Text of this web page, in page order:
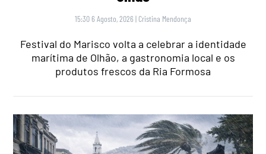
15:30 6 Agosto, 2026 | Cristina Mendonça
Festival do Marisco volta a celebrar a identidade
marítima de Olhão, a gastronomia local e os
produtos frescos da Ria Formosa